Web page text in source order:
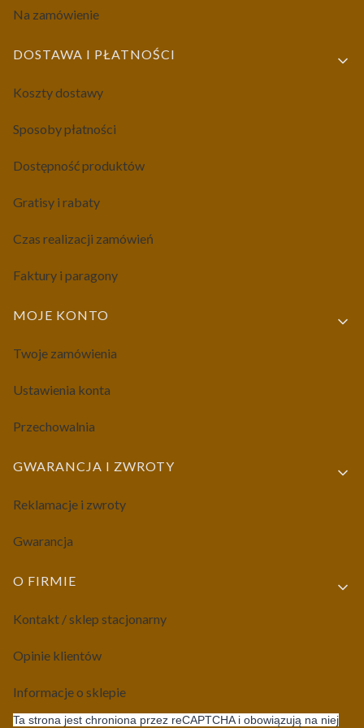
Na zamówienie
DOSTAWA I PŁATNOŚCI
Koszty dostawy
Sposoby płatności
Dostępność produktów
Gratisy i rabaty
Czas realizacji zamówień
Faktury i paragony
MOJE KONTO
Twoje zamówienia
Ustawienia konta
Przechowalnia
GWARANCJA I ZWROTY
Reklamacje i zwroty
Gwarancja
O FIRMIE
Kontakt / sklep stacjonarny
Opinie klientów
Informacje o sklepie
Ta strona jest chroniona przez reCAPTCHA i obowiązują na niej